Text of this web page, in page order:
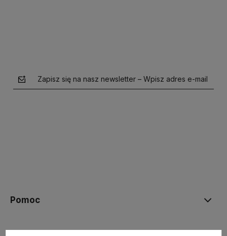
Zapisz się na nasz newsletter – Wpisz adres e-mail
Pomoc